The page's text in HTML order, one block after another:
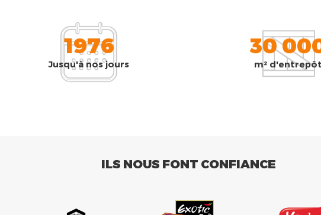
1976
Jusqu'à nos jours
30
m²
ILS NOUS FONT CONFIANCE